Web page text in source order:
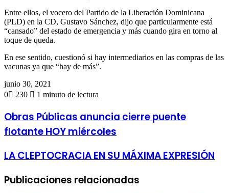
Entre ellos, el vocero del Partido de la Liberación Dominicana
(PLD) en la CD, Gustavo Sánchez, dijo que particularmente está
“cansado” del estado de emergencia y más cuando gira en torno al
toque de queda.
En ese sentido, cuestionó si hay intermediarios en las compras de las
vacunas ya que “hay de más”.
junio 30, 2021
0
230 1 minuto de lectura
Obras Públicas anuncia cierre puente
flotante HOY miércoles
LA CLEPTOCRACIA EN SU MÁXIMA EXPRESIÓN
Publicaciones relacionadas